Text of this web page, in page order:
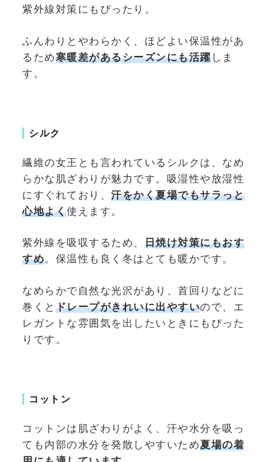
紫外線対策にもぴったり。
ふんわりとやわらかく、ほどよい保温性があ
るため寒暖差があるシーズンにも活躍しま
す。
シルク
繊維の女王とも言われているシルクは、なめ
らかな肌ざわりが魅力です。吸湿性や放湿性
にすぐれており、 汗をかく夏場でもサラっと
心地よく使えます。
紫外線を吸収するため、 日焼け対策にもおす
すめ。保温性も良く冬はとても暖かです。
なめらかで自然な光沢があり、首回りなどに
巻くと ドレープがきれいに出やすいので、エ
レガントな雰囲気を出したいときにもぴった
りです。
コットン
コットンは肌ざわりがよく、汗や水分を吸っ
ても内部の水分を発散しやすいため夏場の着